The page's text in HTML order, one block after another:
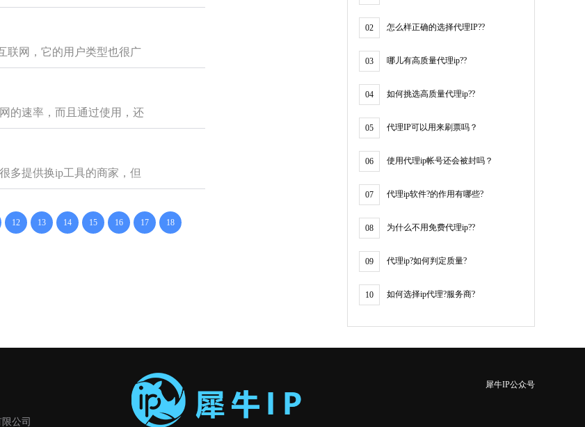
联网，它的用户类型也很广
的速率，而且通过使用，还
多提供换ip工具的商家，但
12 13 14 15 16 17 18
02 怎么样正确的选择代理IP??
03 哪儿有高质量代理ip??
04 如何挑选高质量代理ip??
05 代理IP可以用来刷票吗？
06 使用代理ip帐号还会被封吗？
07 代理ip软件?的作用有哪些?
08 为什么不用免费代理ip??
09 代理ip?如何判定质量?
10 如何选择ip代理?服务商?
公司
犀牛IP公众号